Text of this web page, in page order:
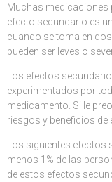
Muchas medicaciones
efecto secundario es
cuando se toma en
pueden ser leves o
Los efectos
experimentados por
medicamento. Si le
riesgos y beneficios de
Los siguientes efectos
menos 1% de las
de estos efectos